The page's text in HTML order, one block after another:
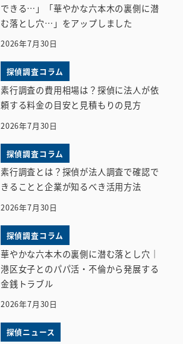
できる…」「華やかな六本木の裏側に潜
む落とし穴…」をアップしました
2026年7月30日
探偵調査コラム
素行調査の費用相場は？探偵に法人が依
頼する料金の目安と見積もりの見方
2026年7月30日
探偵調査コラム
素行調査とは？探偵が法人調査で確認で
きることと企業が知るべき活用方法
2026年7月30日
探偵調査コラム
華やかな六本木の裏側に潜む落とし穴｜
港区女子とのパパ活・不倫から発展する
金銭トラブル
2026年7月30日
探偵ニュース